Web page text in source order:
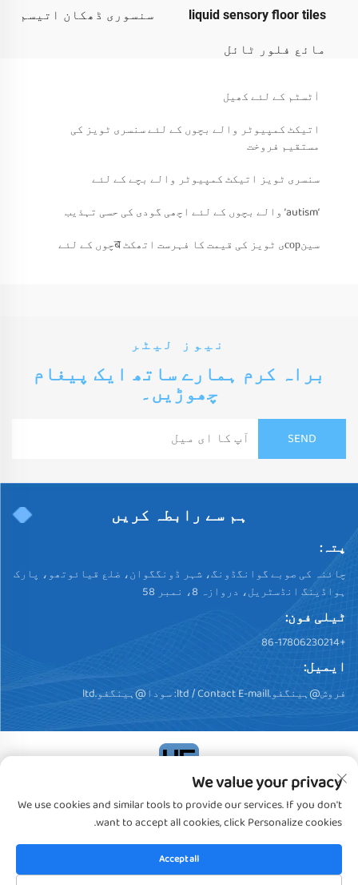
liquid sensory floor tiles سنسوری ڈھکان اتیسم
مائع فلور ٹائل
اٰٹسٹم کے لئے کھیل
اتیکٹ کمپیوٹر والے بچوں کے لئے سنسری ٹویز کی
مستقیم فروخت
سنسری ٹویز اتیکٹ کمپیوٹر والے بچے کے لئے
‘autism’ والے بچوں کے لئے اچھی گودی کی حسی تہذیب
سینсорی ٹویز کی قیمت کا فہرست اتھکٹ बچوں کے لئے
نیوز لیٹر
براہ کرم ہمارے ساتھ ایک پیغام
چھوڑیں۔
ہم سے رابطہ کریں
پتہ:
چائنہ کی صوبے گوانگڈونگ، شہر ڈونگگوان، ضلع قیائوتھو، پارک
ہواڈینگ انڈسٹریل، دروازہ 8، نمبر 58
ٹیلی فون:
+86-17806230214
ایمیل:
فروش@ہینگفو.ltd/ Contact E-maill: سودا@ہینگفو.ltd
کاپی رائٹ © 2024، ڈونگگوان ہینگفو پلسٹک پروڈکٹس کو.,
لیمیٹڈ. تمام حقوق محفوظ ہیںخصوصیت رپورٹ
We value your privacy
We use cookies and similar tools to provide our services. If you don't
want to accept all cookies, click Personalize cookies.
Accept all